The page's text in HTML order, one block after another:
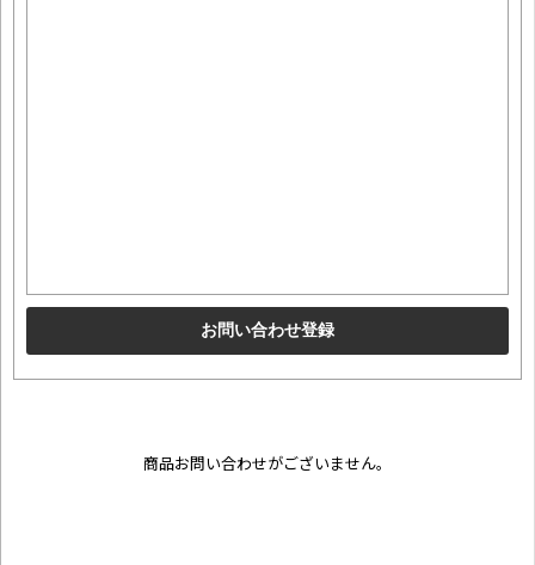
商品お問い合わせがございません。